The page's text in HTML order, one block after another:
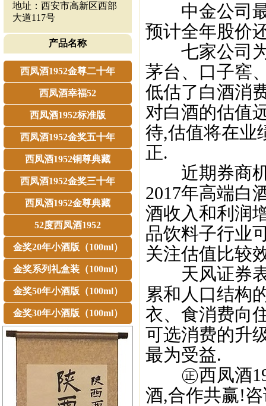
地址：西安市高新区西部
大道117号
产品名称
西凤酒1952金尊二十年
西凤酒幸福52
西凤酒1952标准版
西凤酒1952金奖五十年
西凤酒1952铜尊典藏
西凤酒1952金奖三十年
西凤酒1952金尊典藏
52度西凤酒1952
金奖20年小酒版（100ml）
金奖系列礼盒装（100ml）
金奖50年小酒版（100ml）
金奖30年小酒版（100ml）
中金公司最
预计全年股价
七家公司为
茅台、口子窖
低估了白酒消
对白酒的估值
待,估值将在业
正.
近期券商机
2017年高端白
酒收入和利润
品饮料子行业
关注估值比较
天风证券表
累和人口结构
衣、食消费向
可选消费的升
最为受益.
㊣西凤酒
酒,合作共赢!咨